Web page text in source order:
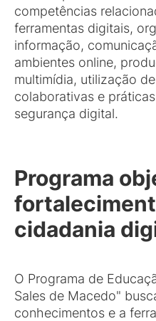
competências
ferramentas digitais,
informação,
ambientes online,
multimídia, utilização
colaborativas e
segurança digital.
Programa
cidadania
O Programa de
Sales de Macedo"
conhecimentos e a